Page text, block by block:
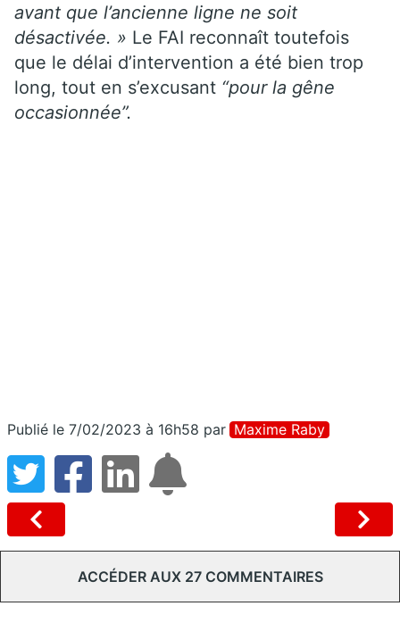
avant que l’ancienne ligne ne soit
désactivée. » Le FAI reconnaît toutefois
que le délai d’intervention a été bien trop
long, tout en s’excusant “pour la gêne
occasionnée”.
Publié le 7/02/2023 à 16h58 par Maxime Raby
ACCÉDER AUX 27 COMMENTAIRES